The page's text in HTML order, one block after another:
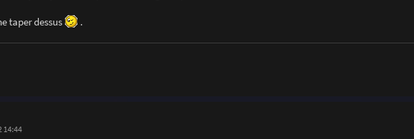
taper dessus .
14:44